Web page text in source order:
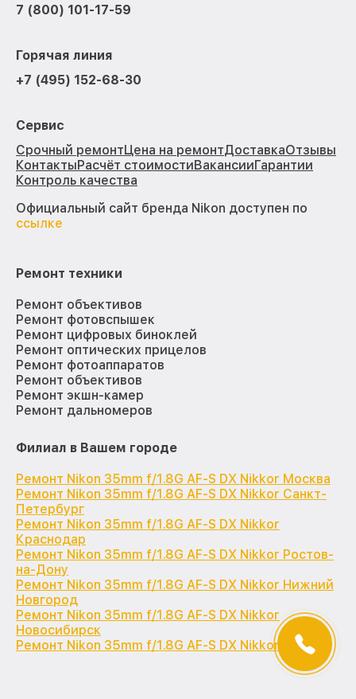
7 (800) 101-17-59
Горячая линия
+7 (495) 152-68-30
Сервис
Срочный ремонтЦена на ремонтДоставкаОтзывы
КонтактыРасчёт стоимостиВакансииГарантии
Контроль качества
Официальный сайт бренда Nikon доступен по
ссылке
Ремонт техники
Ремонт объективов
Ремонт фотовспышек
Ремонт цифровых биноклей
Ремонт оптических прицелов
Ремонт фотоаппаратов
Ремонт объективов
Ремонт экшн-камер
Ремонт дальномеров
Филиал в Вашем городе
Ремонт Nikon 35mm f/1.8G AF-S DX Nikkor Москва
Ремонт Nikon 35mm f/1.8G AF-S DX Nikkor Санкт-
Петербург
Ремонт Nikon 35mm f/1.8G AF-S DX Nikkor
Краснодар
Ремонт Nikon 35mm f/1.8G AF-S DX Nikkor Ростов-
на-Дону
Ремонт Nikon 35mm f/1.8G AF-S DX Nikkor Нижний
Новгород
Ремонт Nikon 35mm f/1.8G AF-S DX Nikkor
Новосибирск
Ремонт Nikon 35mm f/1.8G AF-S DX Nikkor Казань